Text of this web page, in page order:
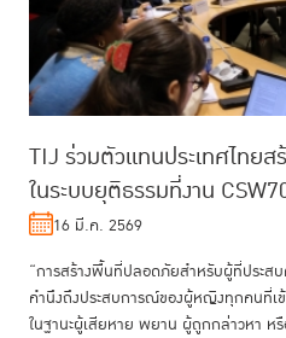
TIJ ร่วมตัวแทนประเทศไท
ในระบบยุติธรรมที่งาน
16 มี.ค. 2569
“การสร้างพื้นที่ปลอดภัยสำหรับผู้ที่ประสบ
คำนึงถึงประสบการณ์ของผู้หญิงทุกคนที่เข้
ในฐานะผู้เสียหาย พยาน ผู้ถูกกล่าวหา ห